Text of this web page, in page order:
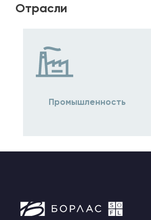
Отрасли
Промышленность